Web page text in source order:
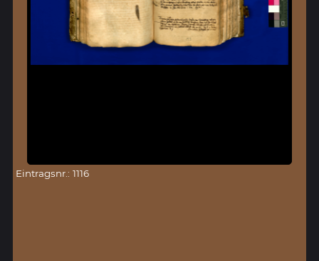
Eintragsnr.: 1116